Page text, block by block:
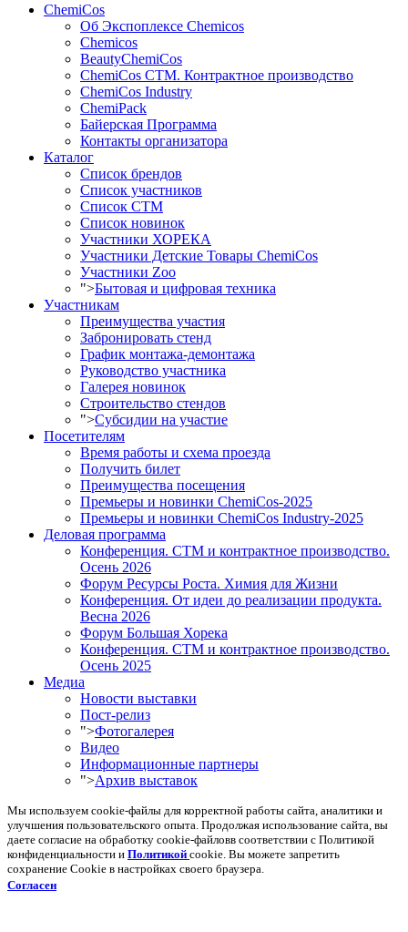
ChemiCos
Об Экспоплексе Chemicos
Chemicos
BeautyChemiCos
ChemiCos СТМ. Контрактное производство
ChemiCos Industry
ChemiPack
Байерская Программа
Контакты организатора
Каталог
Список брендов
Список участников
Список СТМ
Список новинок
Участники ХОРЕКА
Участники Детские Товары ChemiCos
Участники Zoo
">Бытовая и цифровая техника
Участникам
Преимущества участия
Забронировать стенд
График монтажа-демонтажа
Руководство участника
Галерея новинок
Строительство стендов
">Субсидии на участие
Посетителям
Время работы и схема проезда
Получить билет
Преимущества посещения
Премьеры и новинки ChemiCos-2025
Премьеры и новинки ChemiCos Industry-2025
Деловая программа
Конференция. СТМ и контрактное производство.
Осень 2026
Форум Ресурсы Роста. Химия для Жизни
Конференция. От идеи до реализации продукта.
Весна 2026
Форум Большая Хорека
Конференция. СТМ и контрактное производство.
Осень 2025
Медиа
Новости выставки
Пост-релиз
">Фотогалерея
Видео
Информационные партнеры
">Архив выставок
Мы используем cookie-файлы для корректной работы сайта, аналитики и
улучшения пользовательского опыта. Продолжая использование сайта, вы
даете согласие на обработку cookie-файловв соответствии с Политикой
конфиденциальности и Политикой cookie. Вы можете запретить
сохранение Cookie в настройках своего браузера.
Согласен